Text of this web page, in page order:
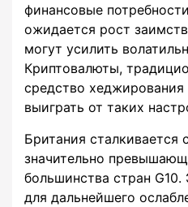
финансовые
ожидается рост
могут усилить
Криптовалюты,
средство хеджирования
выиграть от таких
Британия
значительно
большинства стран G10.
для дальнейшего